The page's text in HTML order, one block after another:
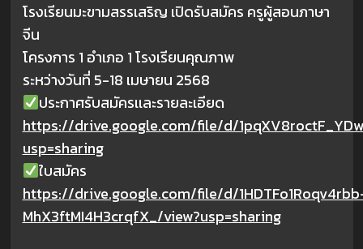
โรงเรียนมะขามสรรเสริญ เปิดรับสมัคร ครูผู้สอนภาษา
จีน
โครงการ 1 อำเภอ 1 โรงเรียนคุณภาพ
ระหว่างวันที่ 5-18 เมษายน 2568
ประกาศรับสมัครเเละรายละเอียด
https://drive.google.com/file/d/
usp=sharing
ใบสมัคร
https://drive.google.com/file/d/
MhX3ftMI4H3crqfX_/view?usp=sharing